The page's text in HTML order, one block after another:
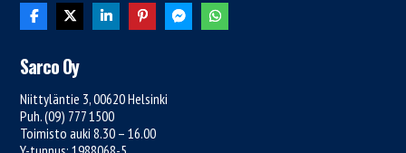
Sarco Oy
Niittyläntie 3, 00620 Helsinki
Puh. (09) 777 1500
Toimisto auki 8.30 – 16.00